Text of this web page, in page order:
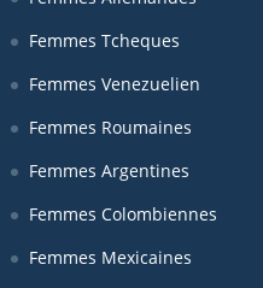
Femmes Tcheques
Femmes Venezuelien
Femmes Roumaines
Femmes Argentines
Femmes Colombiennes
Femmes Mexicaines